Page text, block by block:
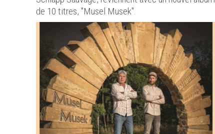
de 10 titres, "Musel Musek".